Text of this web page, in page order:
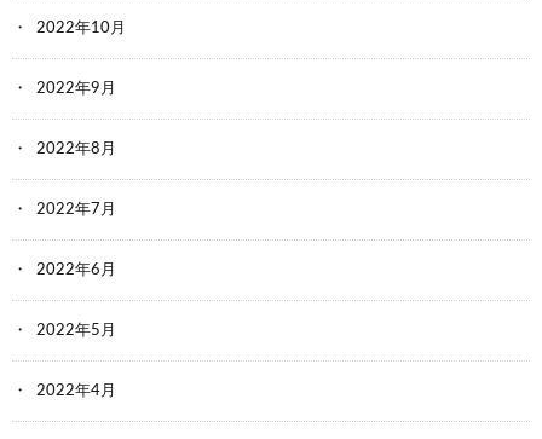
2022年10月
2022年9月
2022年8月
2022年7月
2022年6月
2022年5月
2022年4月